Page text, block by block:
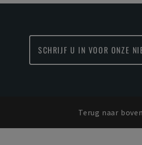
SCHRIJF U IN VOOR ONZE
Terug naar boven